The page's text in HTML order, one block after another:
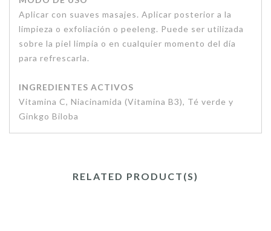
Aplicar con suaves masajes. Aplicar posterior a la
limpieza o exfoliación o peeleng. Puede ser utilizada
sobre la piel limpia o en cualquier momento del día
para refrescarla.
INGREDIENTES ACTIVOS
Vitamina C, Niacinamida (Vitamina B3), Té verde y
Ginkgo Biloba
RELATED PRODUCT(S)